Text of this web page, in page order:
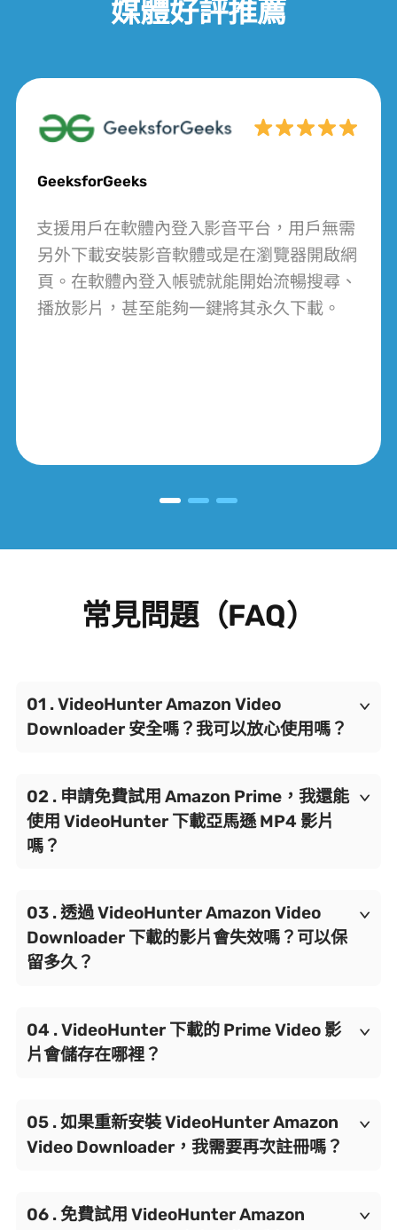
媒體好評推薦
GeeksforGeeks
VideoHunter Amazon Video Downloader 支援用戶在軟體內登入 Prime Video 影音平台，用戶無需
另外下載安裝影音軟體或是在瀏覽器開啟網
頁。在軟體內登入帳號就能開始流暢搜尋、
播放影片，甚至能夠一鍵將其永久下載。
常見問題（FAQ）
VideoHunter Amazon Video
Downloader 安全嗎？我可以放心使用嗎？
軟體使用過程中，只需要您登入 Amazon Prime Video 帳號，訪問串
流平台的影片內容庫，期間不會存取您任何個
人資訊。並且軟體本身不會有垃圾廣告，更加
心下載使用 VideoHunter。
申請免費試用 Amazon Prime，我還能
使用 VideoHunter 下載亞馬遜 MP4 影片
嗎？
無論您訂閱的是 Prime Video 的哪個方案，都可以使用 VideoHunter 的影
片下載功能。唯一的區別是，如果您正在免費
試用 Prime Video，那麼您只能使用軟體下載亞馬遜的免費
透過 VideoHunter Amazon Video
Downloader 下載的影片會失效嗎？可以保
留多久？
使用 VideoHunter 下載的 Prime Video 影片以 MP4/MOV/MKV 檔案格式儲存，無需擔心媒
體播放器不相容，它們能夠儲存在電腦或任意
何，都能隨時離線播放。
VideoHunter 下載的 Prime Video 影
片會儲存在哪裡？
軟體成功下載的影片通常會儲存在預設的儲存
路徑中，您可以前往「偏好設定」介面查看具
單擊已下載影片右側的按鈕，直接開啟資料
如果重新安裝 VideoHunter Amazon
Video Downloader，我需要再次註冊嗎？
如果您的許可證授權仍未到期，那麼您只需要
免費試用 VideoHunter Amazon